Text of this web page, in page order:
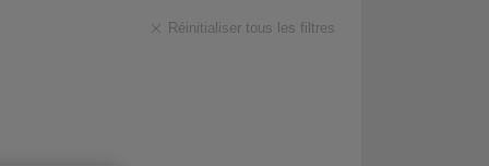
Réinitialiser tous les filtres